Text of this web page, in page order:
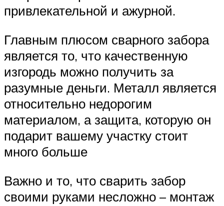
привлекательной и ажурной.
Главным плюсом сварного забора
является то, что качественную
изгородь можно получить за
разумные деньги. Металл является
относительно недорогим
материалом, а защита, которую он
подарит вашему участку стоит
много больше
Важно и то, что сварить забор
своими руками несложно – монтаж